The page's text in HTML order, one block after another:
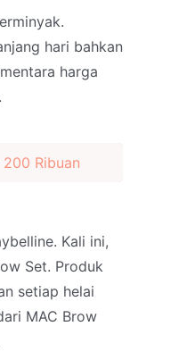
hari bahkan
harga
Ribuan
Kali ini,
Set. Produk
setiap helai
MAC Brow